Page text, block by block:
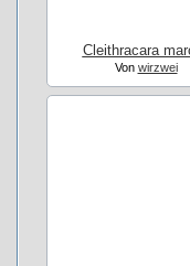
Cleithracara
Von wirzwei